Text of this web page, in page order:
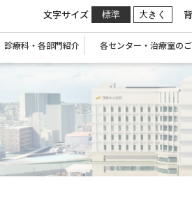
文字サイズ 標準 大きく
診療科・各部門紹介 各センター・治療室の